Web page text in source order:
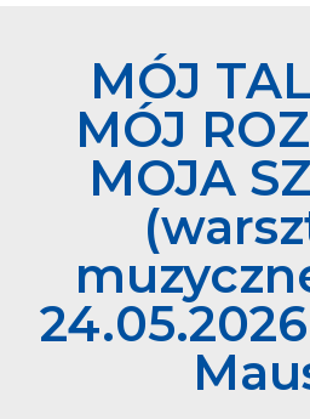
MÓJ
MÓJ
MOJA